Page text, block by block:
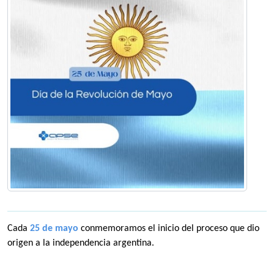
Cada 25 de mayo conmemoramos el inicio del proceso que dio
origen a la independencia argentina.